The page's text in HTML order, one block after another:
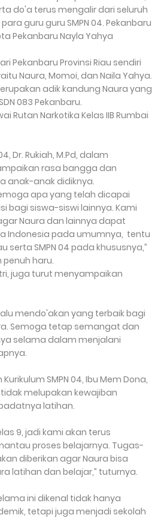
do'a terus mengalir dari seluruh
guru guru SMPN 04. Pekanbaru
Pekanbaru Nayla Yahya
Pekanbaru Provinsi Riau sendiri
Naura, Momoi, dan Naila Yahya.
adik kandung Naura yang
083 Pekanbaru.
Rutan Narkotika Kelas IIB Rumbai
Dr. Rukiah, M.Pd, dalam
rasa bangga dan
anak-anak didiknya.
apa yang telah dicapai
bagi siswa-siswi lainnya. Kami
Naura dan lainnya dapat
Indonesia pada umumnya, tentu
serta SMPN 04 pada khususnya,”
penuh haru.
juga turut menyampaikan
mendo'akan yang terbaik bagi
Semoga tetap semangat dan
selama dalam menjalani
SMPN 04, Ibu Mem Dona,
melupakan kewajiban
latihan.
9, jadi kami akan terus
proses belajarnya. Tugas-
diberikan agar Naura bisa
latihan dan belajar,” tuturnya.
ini dikenal tidak hanya
tetapi juga menjadi sekolah